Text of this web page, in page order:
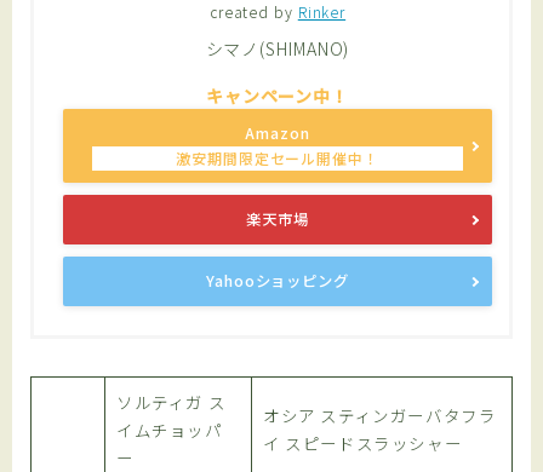
created by Rinker
シマノ(SHIMANO)
Amazon
楽天市場
Yahooショッピング
ソルティガ ス
イムチョッパ
ー
オシア スティンガーバタフラ
イ スピードスラッシャー